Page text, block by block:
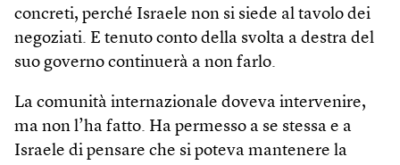
concreti, perché Israele non si siede al tavolo dei
negoziati. E tenuto conto della svolta a destra del
suo governo continuerà a non farlo.
La comunità internazionale doveva intervenire,
ma non l’ha fatto. Ha permesso a se stessa e a
Israele di pensare che si poteva mantenere la